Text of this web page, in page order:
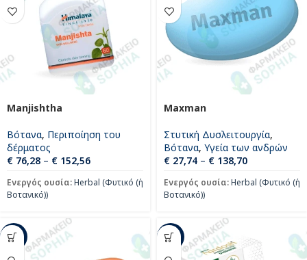
Manjishtha
Βότανα, Περιποίηση του
δέρματος
€ 76,28 – € 152,56
Ενεργός ουσία:Herbal (Φυτικό (ή
Βοτανικό))
Maxman
Στυτική Δυσλειτουργία,
Βότανα, Υγεία των ανδρών
€ 27,74 – € 138,70
Ενεργός ουσία:Herbal (Φυτικό (ή
Βοτανικό))
-21% -33%